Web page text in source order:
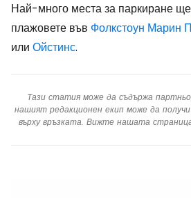
Най-много места за паркиране
плажовете във Фолкстоун Марин
или Ойстинс.
Тази статия може да съдържа
нашият редакционен екип може да
върху връзката. Вижте нашата